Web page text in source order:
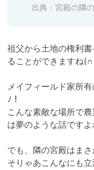
出典： 宮殿の隣
祖父から土地の権利
ることができますね
メイフィールド家所
ﾉ！
こんな素敵な場所で
は夢のような話です
でも、隣の宮殿はま
そりゃあこんなにも